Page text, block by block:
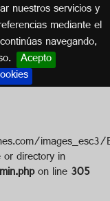
nuestros servicios y
mediante el
navegando,
Acepto
PALMA
directory in
on line305